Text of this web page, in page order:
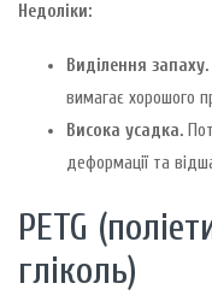
Недоліки:
Виділення запаху.
вимагає хорошого
Висока усадка.
деформації та
PETG
гліколь)